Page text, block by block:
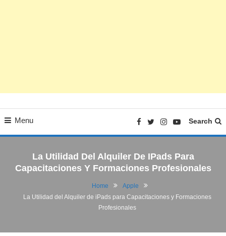
Menu Search
La Utilidad Del Alquiler De IPads Para
Capacitaciones Y Formaciones Profesionales
Home
Apple
La Utilidad del Alquiler de iPads para Capacitaciones y Formaciones
Profesionales